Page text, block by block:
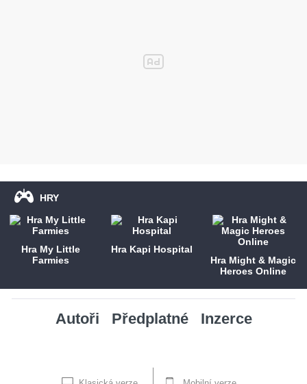
HRY
Hra My Little
Farmies
Hra Kapi Hospital
Hra Might & Magic
Heroes Online
Autoři Předplatné Inzerce